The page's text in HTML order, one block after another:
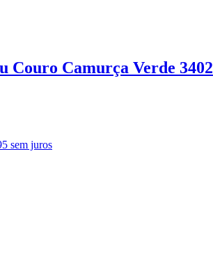
Camurça Verde 3402
sem juros